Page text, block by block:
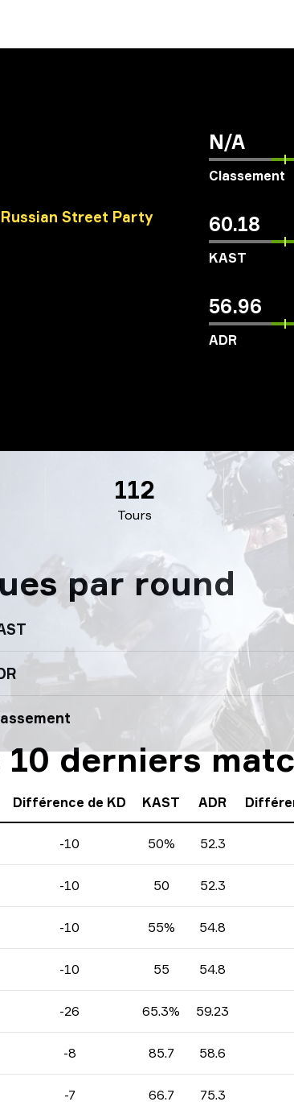
Russian Street Party
N/A
Classement
60.18
KAST
56.96
ADR
Tours
112
par round
derniers
Différence de KD KAST ADR
-10 50% 52.3
-10 50 52.3
-10 55% 54.8
-10 55 54.8
-26 65.3% 59.23
-8 85.7 58.6
-7 66.7 75.3